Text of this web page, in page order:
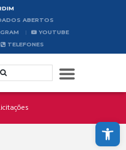
Abrir a barra de ferramentas
ABERTOS
YOUTUBE
TELEFONES